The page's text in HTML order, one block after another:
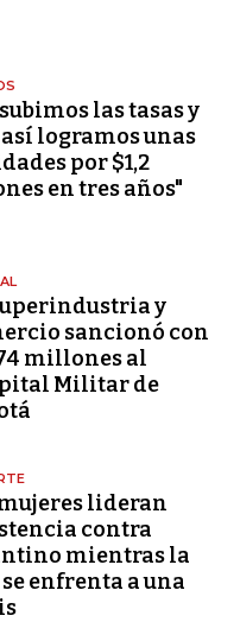
las tasas y
logramos unas
por $1,2
en tres años"
y
sancionó con
millones al
Militar de
lideran
contra
mientras la
enfrenta a una